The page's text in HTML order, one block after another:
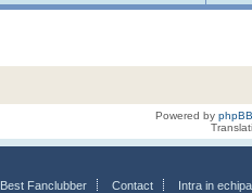
Powered by phpBB
Best Fanclubber Contact Intra in